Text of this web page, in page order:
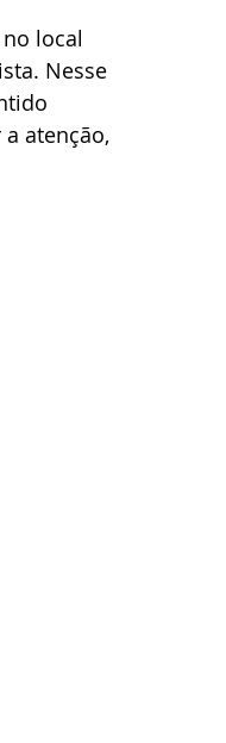
local
Nesse
atenção,